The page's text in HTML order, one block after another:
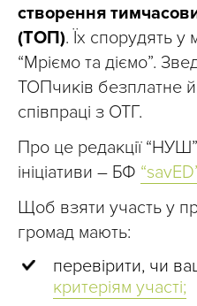
створення
(ТОП). Їх спорудять
“Мріємо та діємо”.
ТОПчиків безплатне
співпраці з ОТГ.
Про це редакції
ініціативи – БФ
Щоб взяти участь у
громад мають:
перевірити, чи
критеріям участі;